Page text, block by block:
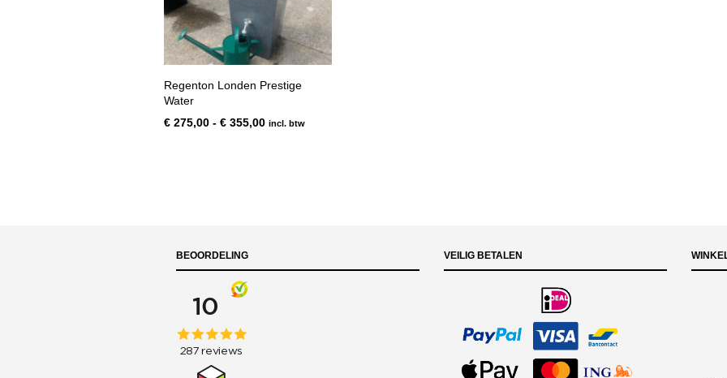
Regenton Londen Prestige
Water
€ 275,00 - € 355,00Prijsklasse:
incl. btw
BEOORDELING VEILIG BETALEN